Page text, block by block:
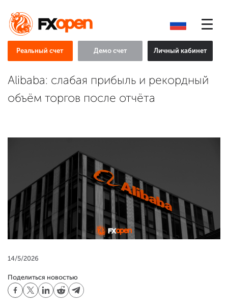
Реальный счет Демо счет Личный кабинет
Alibaba: слабая прибыль и рекордный
объём торгов после отчёта
14/5/2026
Поделиться новостью